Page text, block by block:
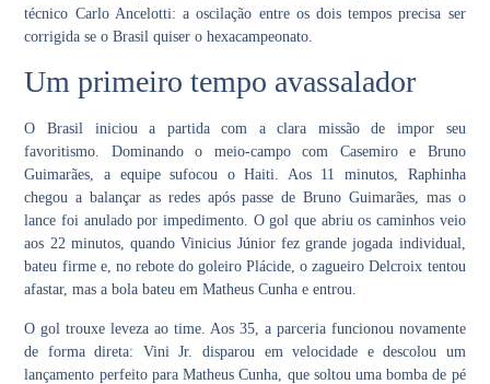
técnico Carlo Ancelotti: a oscilação entre os dois tempos precisa ser
corrigida se o Brasil quiser o hexacampeonato
Um primeiro tempo avassalador
O Brasiliniciou a partida com a clara missão de impor seu
favoritismo. Dominando o meio-campo com Casemiro e Bruno
Guimarães, a equipe sufocou o Haiti. Aos 11 minutos, Raphinha
chegou a balançar as redes após passe de Bruno Guimarães, mas o
lance foi anulado por impedimento. O gol que abriu os caminhos veio
aos 22 minutos, quandoVinicius Júniorfez grande jogada individual,
bateu firme e, no rebote do goleiro Plácide, o zagueiro Delcroix tentou
afastar, mas a bola bateu emMatheus Cunha e entrou.
O gol trouxe leveza ao time. Aos 35, a parceria funcionou novamente
de forma direta: Vini Jr. disparou em velocidade e descolou um
lançamento perfeito paraMatheus Cunha , que soltou uma bomba de pé